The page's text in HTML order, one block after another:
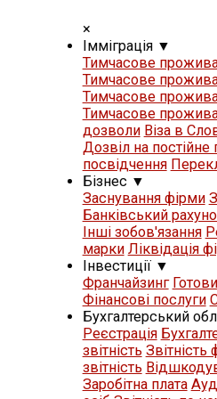
×
Iммiграцiя ▼
Тимчасове
Тимчасове
Тимчасове
Тимчасове
дозволи Віза в
Дозвіл на
посвідчення
Бізнес ▼
Заснування фірми
Банківський
Iнші зобов'язання
марки Ліквідація
Iнвестиції ▼
Франчайзинг
Фінансові послуги
Бухгалтерський
Реєстрація
звітність Звітність
звітність
Заробітна плата